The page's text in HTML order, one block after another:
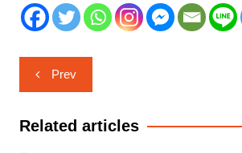
Navigasi
pos
Prev
Related articles